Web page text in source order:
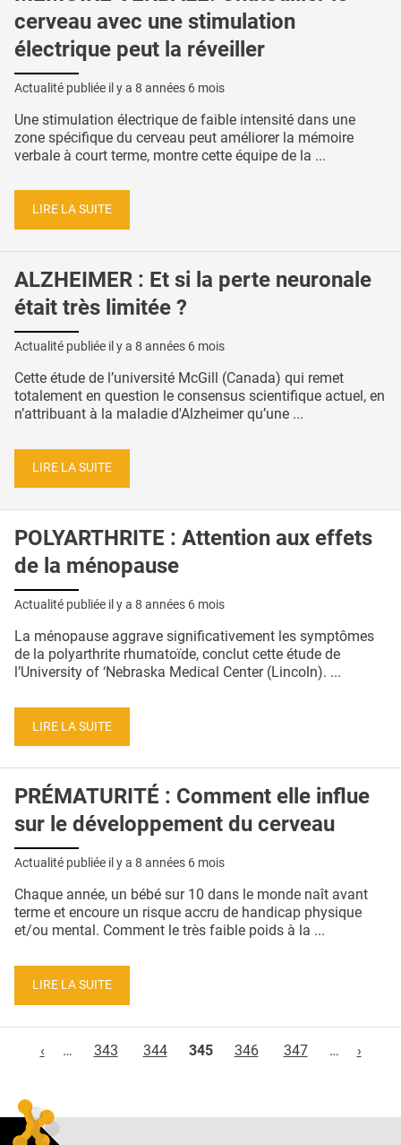
cerveau avec une stimulation
électrique peut la réveiller
Actualité publiée il y a 8 années 6 mois
Une stimulation électrique de faible intensité dans une
zone spécifique du cerveau peut améliorer la mémoire
verbale à court terme, montre cette équipe de la ...
LIRE LA SUITE
ALZHEIMER : Et si la perte neuronale
était très limitée ?
Actualité publiée il y a 8 années 6 mois
Cette étude de l’université McGill (Canada) qui remet
totalement en question le consensus scientifique actuel, en
n’attribuant à la maladie d'Alzheimer qu’une ...
LIRE LA SUITE
POLYARTHRITE : Attention aux effets
de la ménopause
Actualité publiée il y a 8 années 6 mois
La ménopause aggrave significativement les symptômes
de la polyarthrite rhumatoïde, conclut cette étude de
l’University of ‘Nebraska Medical Center (Lincoln). ...
LIRE LA SUITE
PRÉMATURITÉ : Comment elle influe
sur le développement du cerveau
Actualité publiée il y a 8 années 6 mois
Chaque année, un bébé sur 10 dans le monde naît avant
terme et encoure un risque accru de handicap physique
et/ou mental. Comment le très faible poids à la ...
LIRE LA SUITE
‹
… 343 344 345 346 347 … ›